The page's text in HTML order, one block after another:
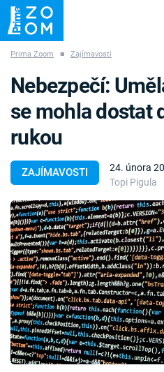
ZÁHADY VETŘELCI
Témata
Témata
Pořady
TV Program
Časopis
Sledujte prima+
Prima Zoom ■ Zajímavosti
ZAJÍMAVOSTI
24. února
Topi Pigula
Nebezpečí:
se mohla dostat
rukou